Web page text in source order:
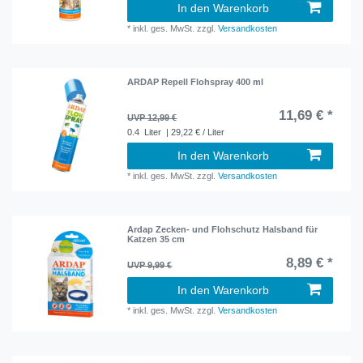
In den Warenkorb
*inkl. ges. MwSt. zzgl.Versandkosten
ARDAP Repell Flohspray 400 ml
UVP 12,99 € 11,69 € *
0.4 Liter | 29,22 € / Liter
In den Warenkorb
*inkl. ges. MwSt. zzgl.Versandkosten
Ardap Zecken- und Flohschutz Halsband für
Katzen 35 cm
UVP 9,99 € 8,89 € *
In den Warenkorb
*inkl. ges. MwSt. zzgl.Versandkosten